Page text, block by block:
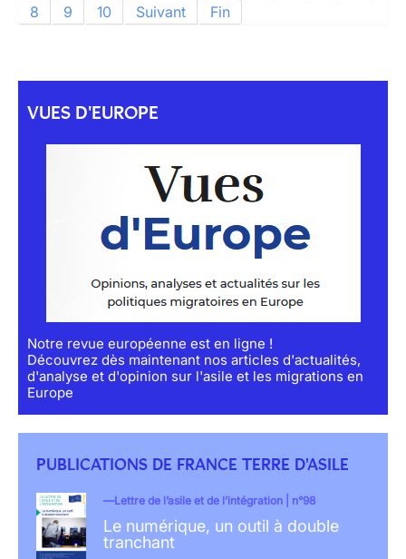
8
9 10 Suivant Fin
VUES D'EUROPE
Notre revue européenne est en ligne !
Découvrez dès maintenant nos articles d'actualités,
d'analyse et d'opinion sur l'asile et les migrations en
Europe
PUBLICATIONS DE FRANCE TERRE D'ASILE
Lettre de l’asile et de l’intégration | n°98
Le numérique, un outil à double
tranchant